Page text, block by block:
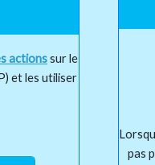
actionssur le
et les utiliser
pas